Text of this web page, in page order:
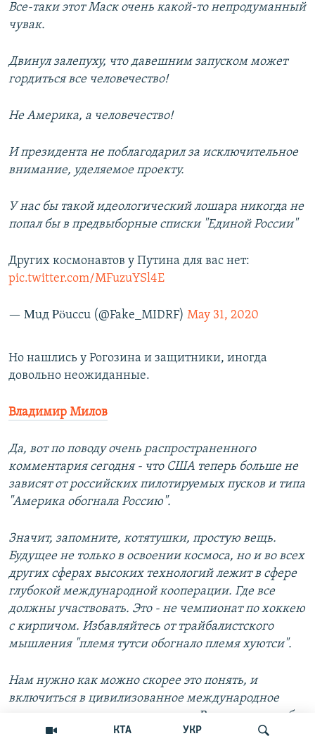
КТА УКР
Все-таки этот Маск очень какой-то непродуманный
чувак.
Двинул залепуху, что давешним запуском может
гордиться все человечество!
Не Америка, а человечество!
И президента не поблагодарил за исключительное
внимание, уделяемое проекту.
У нас бы такой идеологический лошара никогда не
попал бы в предвыборные списки "Единой России"
Других космонавтов у Путина для вас нет:
pic.twitter.com/MFuzuYSl4E
— Μuд Ρöuccu (@Fake_MIDRF) May 31, 2020
Но нашлись у Рогозина и защитники, иногда
довольно неожиданные.
Владимир Милов
Да, вот по поводу очень распространенного
комментария сегодня - что США теперь больше не
зависят от российских пилотируемых пусков и типа
"Америка обогнала Россию".
Значит, запомните, котятушки, простую вещь.
Будущее не только в освоении космоса, но и во всех
других сферах высоких технологий лежит в сфере
глубокой международной кооперации. Где все
должны участвовать. Это - не чемпионат по хоккею
с кирпичом. Избавляйтесь от трайбалистского
мышления "племя тутси обогнало племя хуютси".
Нам нужно как можно скорее это понять, и
включиться в цивилизованное международное
разделение труда и кооперацию. Вместо того чтобы
строить стены. Mr. Gorbachev, Tear Down This Wall